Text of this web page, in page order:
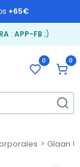
+65€
: APP-FB ;)
0 0
Glaan